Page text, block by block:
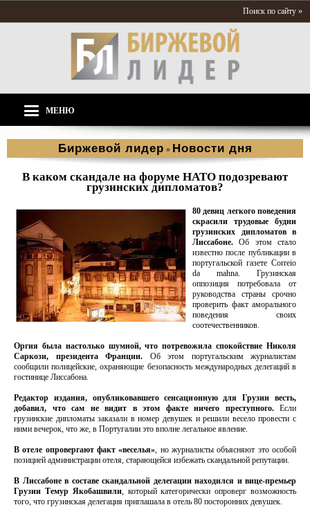
Поиск по сайту »
МЕНЮ
Биржевой лидер » Новости дня
В каком скандале на форуме НАТО подозревают
грузинских дипломатов?
80 девиц легкого поведения
скрасили трудовые будни
грузинских дипломатов в
Лиссабоне. Об этом стало
известно после публикации в
португальской газете Correio
da mahna. Грузинская
оппозиция потребовала от
руководства страны срочно
проверить факт аморального
поведения своих
соотечественников.
Оргия была настолько шумной, что потревожила спокойствие Николя
Саркози, президента Франции. Об этом португальским журналистам
сообщили полицейские, охраняющие безопасность международных делегаций в
гостинице Лиссабона.
Редактор издания, опубликовавшего сенсационную для Грузии весть,
добавил, что сам не видит в этом факте ничего преступного.Если
грузинские дипломаты заказали в номер девушек и решили весело провести с
ними вечерок, что же, в Португалии это вполне легальное явление.
В отеле опровергают факт «веселья», но журналисты объясняют это особой
позицией администрации отеля, старающейся избежать скандальной репутации.
В Лиссабоне в составе скандальной делегации находился и вице-премьер
Грузии Темур Якобашвили, который категорически опроверг возможность
того, что грузинская делегация приглашала в отель 80 посторонних девушек.